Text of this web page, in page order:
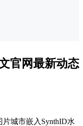
官网最新动态
城市嵌入SynthID水